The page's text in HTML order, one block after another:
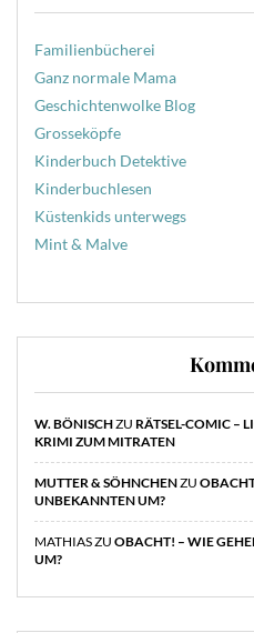
Familienbücherei
Ganz normale Mama
Geschichtenwolke Blog
Grosseköpfe
Kinderbuch Detektive
Kinderbuchlesen
Küstenkids unterwegs
Mint & Malve
W. BÖNISCHZU RÄTSEL-COMIC –
KRIMI ZUM MITRATEN
MUTTER & SÖHNCHENZU
UNBEKANNTEN UM?
MATHIASZU OBACHT! – WIE
UM?